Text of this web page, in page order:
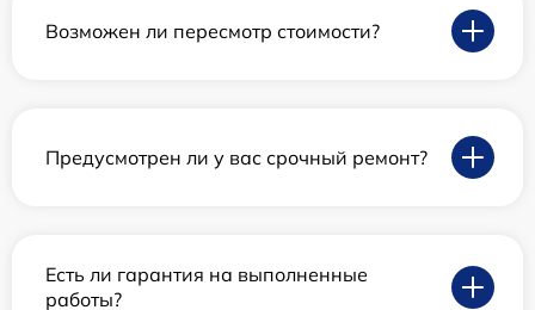
Возможен ли пересмотр стоимости?
Предусмотрен ли у вас срочный ремонт?
Есть ли гарантия на выполненные
работы?